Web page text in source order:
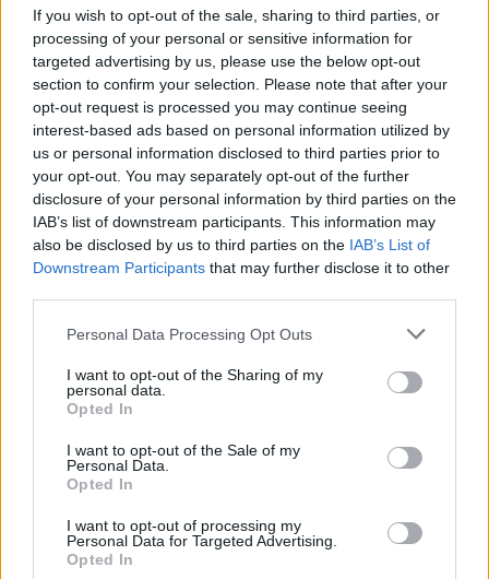
If you wish to opt-out of the sale, sharing to third parties, or
processing of your personal or sensitive information for
targeted advertising by us, please use the below opt-out
section to confirm your selection. Please note that after your
opt-out request is processed you may continue seeing
interest-based ads based on personal information utilized by
us or personal information disclosed to third parties prior to
your opt-out. You may separately opt-out of the further
disclosure of your personal information by third parties on the
IAB’s list of downstream participants. This information may
also be disclosed by us to third parties on the IAB’s List of
Downstream Participants that may further disclose it to other
Personal Data Processing Opt Outs
I want to opt-out of the Sharing of my
personal data.
Opted In
I want to opt-out of the Sale of my
Personal Data.
Opted In
I want to opt-out of processing my
Personal Data for Targeted Advertising.
Opted In
PIÙ LETTI OGGI